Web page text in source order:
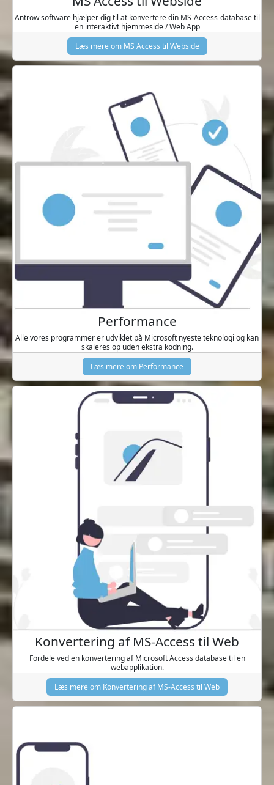
Antrow software hjælper dig til at konvertere din MS-Access-database til
en interaktivt hjemmeside / Web App
Læs mere om MS Access til Webside
Performance
Alle vores programmer er udviklet på Microsoft nyeste teknologi og kan
skaleres op uden ekstra kodning.
Læs mere om Performance
Konvertering af MS-Access til Web
Fordele ved en konvertering af Microsoft Access database til en
webapplikation.
Læs mere om Konvertering af MS-Access til Web